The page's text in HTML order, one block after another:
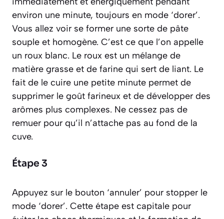
environ une minute, toujours en mode ‘dorer’.
Vous allez voir se former une sorte de pâte
souple et homogène. C’est ce que l’on appelle
un roux blanc. Le roux est un mélange de
matière grasse et de farine qui sert de liant. Le
fait de le cuire une petite minute permet de
supprimer le goût farineux et de développer des
arômes plus complexes. Ne cessez pas de
remuer pour qu’il n’attache pas au fond de la
cuve.
Étape 3
Appuyez sur le bouton ‘annuler’ pour stopper le
mode ‘dorer’. Cette étape est capitale pour